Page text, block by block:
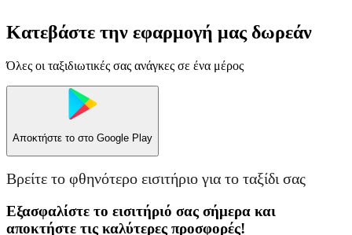
Κατεβάστε την εφαρμογή μας δωρεάν
Όλες οι ταξιδιωτικές σας ανάγκες σε ένα μέρος
Αποκτήστε το στο Google Play
Βρείτε το φθηνότερο εισιτήριο για το ταξίδι σας
Εξασφαλίστε το εισιτήριό σας σήμερα και
αποκτήστε τις καλύτερες προσφορές!